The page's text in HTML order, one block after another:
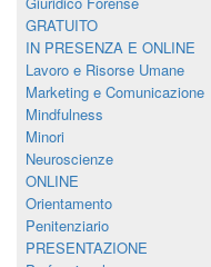
GRATUITO
IN PRESENZA E ONLINE
Lavoro e Risorse Umane
Marketing e Comunicazione
Mindfulness
Minori
Neuroscienze
ONLINE
Orientamento
Penitenziario
PRESENTAZIONE